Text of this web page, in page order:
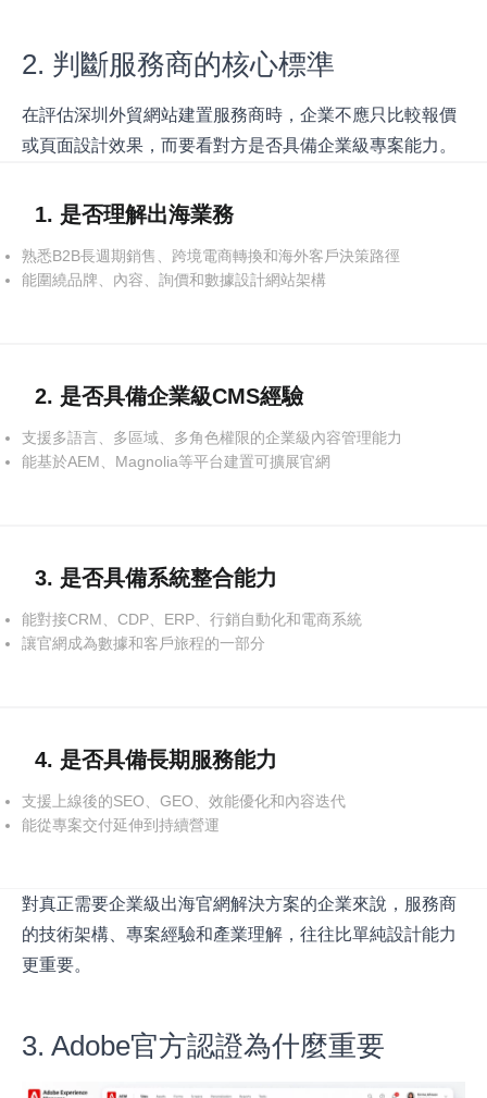
2. 判斷服務商的核心標準
在評估深圳外貿網站建置服務商時，企業不應只比較報價
或頁面設計效果，而要看對方是否具備企業級專案能力。
1. 是否理解出海業務
熟悉B2B長週期銷售、跨境電商轉換和海外客戶決策路徑
能圍繞品牌、內容、詢價和數據設計網站架構
2. 是否具備企業級CMS經驗
支援多語言、多區域、多角色權限的企業級內容管理能力
能基於AEM、Magnolia等平台建置可擴展官網
3. 是否具備系統整合能力
能對接CRM、CDP、ERP、行銷自動化和電商系統
讓官網成為數據和客戶旅程的一部分
4. 是否具備長期服務能力
支援上線後的SEO、GEO、效能優化和內容迭代
能從專案交付延伸到持續營運
對真正需要企業級出海官網解決方案的企業來說，服務商
的技術架構、專案經驗和產業理解，往往比單純設計能力
更重要。
3. Adobe官方認證為什麼重要